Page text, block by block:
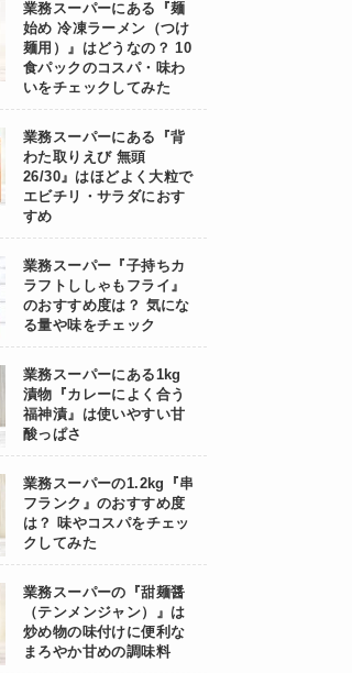
業務スーパーにある『麺
始め 冷凍ラーメン（つけ
麺用）』はどうなの？ 10
食パックのコスパ・味わ
いをチェックしてみた
業務スーパーにある『背
わた取りえび 無頭
26/30』はほどよく大粒で
エビチリ・サラダにおす
すめ
業務スーパー『子持ちカ
ラフトししゃもフライ』
のおすすめ度は？ 気にな
る量や味をチェック
業務スーパーにある1kg
漬物『カレーによく合う
福神漬』は使いやすい甘
酸っぱさ
業務スーパーの1.2kg『串
フランク』のおすすめ度
は？ 味やコスパをチェッ
クしてみた
業務スーパーの『甜麺醤
（テンメンジャン）』は
炒め物の味付けに便利な
まろやか甘めの調味料